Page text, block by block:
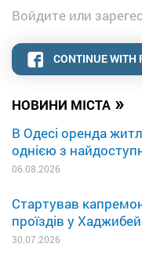
НОВИНИ МІСТА »
В Одесі оренда
однією з
06.08.2026
Стартував
проїздів у
30.07.2026
Войдите или
CONTINUE WITH